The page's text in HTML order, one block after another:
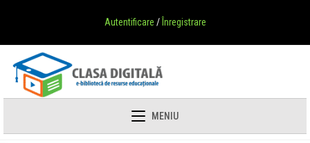
Autentificare / Înregistrare
MENIU